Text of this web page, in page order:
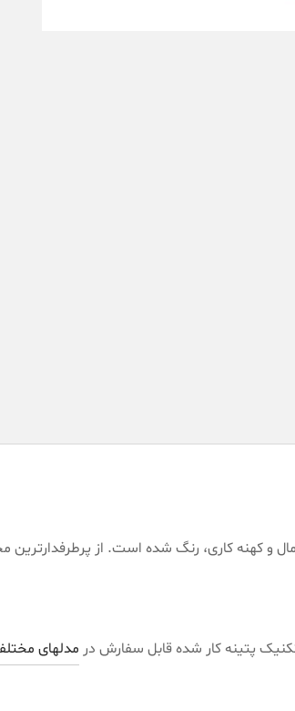
و کهنه کاری، رنگ شده است. از پرطرفدارترین
پتینه کار شده قابل سفارش در مدلهای